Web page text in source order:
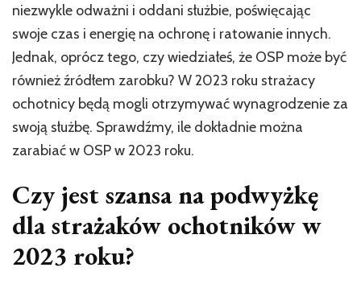
niezwykle odważni i oddani służbie, poświęcając
swoje czas i energię na ochronę i ratowanie innych.
Jednak, oprócz tego, czy wiedziałeś, że OSP może być
również źródłem zarobku? W 2023 roku strażacy
ochotnicy będą mogli otrzymywać wynagrodzenie za
swoją służbę. Sprawdźmy, ile dokładnie można
zarabiać w OSP w 2023 roku.
Czy jest szansa na podwyżkę
dla strażaków ochotników w
2023 roku?